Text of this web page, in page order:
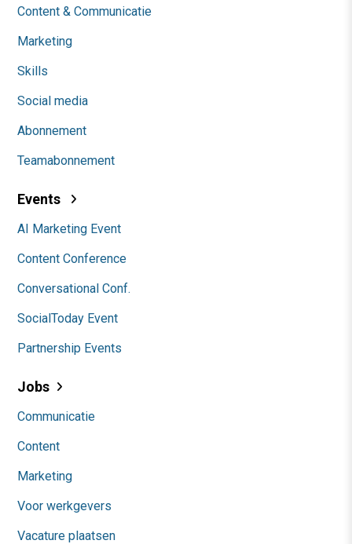
Content & Communicatie
Marketing
Skills
Social media
Abonnement
Teamabonnement
Events
AI Marketing Event
Content Conference
Conversational Conf.
SocialToday Event
Partnership Events
Jobs
Communicatie
Content
Marketing
Voor werkgevers
Vacature plaatsen